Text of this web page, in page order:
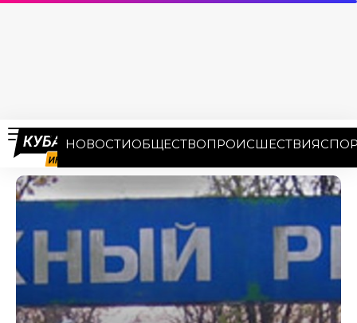
НОВОСТИОБЩЕСТВОПРОИСШЕСТВИЯ